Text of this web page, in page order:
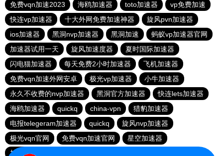
免费vqn加速2023
海鸥加速器 toto加速器
vp免费加速
快连vp加速器
十大外网免费加速神器
旋风pvn加速器
ios加速器
黑洞nvp加速器 黑洞加速
蚂蚁vp加速器官网
加速器试用一天
旋风加速度器
夏时国际加速器
闪电猫加速器
每天免费2小时加速器
飞机加速器
免费vqn加速外网安卓
极光vp加速器
小牛加速器
永久不收费的nvp加速器
黑洞官方加速器
快连lets加速器
海鸥加速器
quickq china-vpn
猎豹加速器
电报telegeram加速器
quickq
旋风nvp加速器
极光vqn官网
免费vqn加速官网
星空加速器
加速器试用两小时